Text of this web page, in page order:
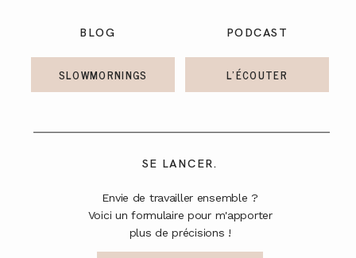
BLOG
SE LANCER.
SLOWMORNINGS
Envie de travailler ensemble ?
Voici un formulaire pour m'apporter
plus de précisions !
PODCAST
L'ÉCOUTER